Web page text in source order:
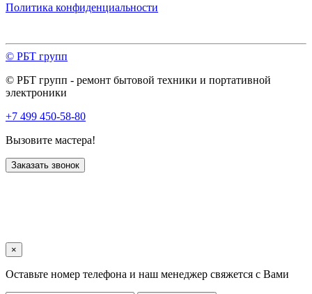
Политика конфиденциальности
© РБТ групп
© РБТ групп - ремонт бытовой техники и портативной
электроники
+7 499 450-58-80
Вызовите мастера!
Заказать звонок
×
Оставьте номер телефона и наш менеджер свяжется с Вами